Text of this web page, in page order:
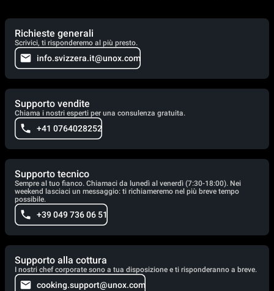
Richieste generali
Scrivici, ti risponderemo al più presto.
info.svizzera.it@unox.com
Supporto vendite
Chiama i nostri esperti per una consulenza gratuita.
+41 0764028252
Supporto tecnico
Sempre al tuo fianco. Chiamaci da lunedì al venerdì (7:30-18:00). Nei
weekend lasciaci un messaggio: ti richiameremo nel più breve tempo
possibile.
+39 049 736 06 51
Supporto alla cottura
I nostri chef corporate sono a tua disposizione e ti risponderanno a breve.
cooking.support@unox.com